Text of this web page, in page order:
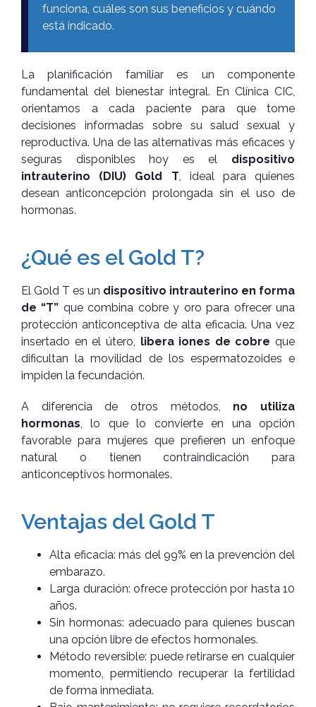
funciona, cuáles son sus beneficios y cuándo
está indicado.
La planificación familiar es un componente
fundamental del bienestar integral. En Clínica CIC,
orientamos a cada paciente para que tome
decisiones informadas sobre su salud sexual y
reproductiva. Una de las alternativas más eficaces y
seguras disponibles hoy es el dispositivo
intrauterino (DIU) Gold T , ideal para quienes
desean anticoncepción prolongada sin el uso de
hormonas.
¿Qué es el Gold T?
El Gold T es un dispositivo intrauterino en forma
de “T” que combina cobre y oro para ofrecer una
protección anticonceptiva de alta eficacia. Una vez
insertado en el útero, libera iones de cobre que
dificultan la movilidad de los espermatozoides e
impiden la fecundación.
A diferencia de otros métodos, no utiliza
hormonas , lo que lo convierte en una opción
favorable para mujeres que prefieren un enfoque
natural o tienen contraindicación para
anticonceptivos hormonales.
Ventajas del Gold T
Alta eficacia: más del 99% en la prevención del
embarazo.
Larga duración: ofrece protección por hasta 10
años.
Sin hormonas: adecuado para quienes buscan
una opción libre de efectos hormonales.
Método reversible: puede retirarse en cualquier
momento, permitiendo recuperar la fertilidad
de forma inmediata.